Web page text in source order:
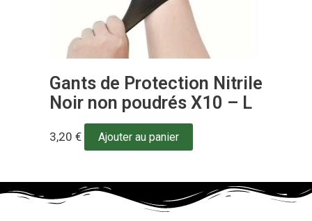
Gants de Protection Nitrile
Noir non poudrés X10 – L
3,20 € Ajouter au panier